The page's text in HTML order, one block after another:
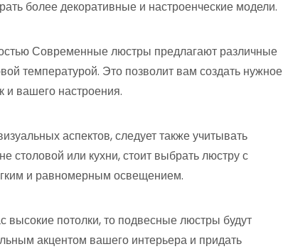
более декоративные и настроенческие модели.
Современные люстры предлагают различные
температурой. Это позволит вам создать нужное
и вашего настроения.
аспектов, следует также учитывать
столовой или кухни, стоит выбрать люстру с
и равномерным освещением.
потолки, то подвесные люстры будут
акцентом вашего интерьера и придать